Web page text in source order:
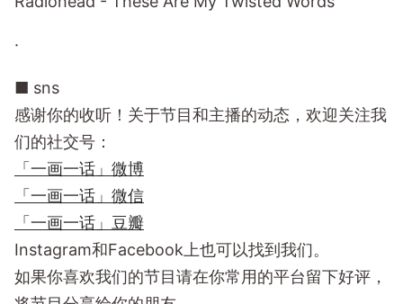
·
■ sns
感谢你的收听！关于节目和主播的动态，欢迎关注我
们的社交号：
「一画一话」微博
「一画一话」微信
「一画一话」豆瓣
Instagram和Facebook上也可以找到我们。
如果你喜欢我们的节目请在你常用的平台留下好评，